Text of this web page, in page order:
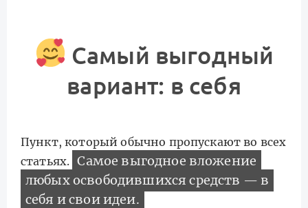
Самый выгодный
вариант: в себя
Пункт, который обычно пропускают во всех
статьях. Самое выгодное вложение
любых освободившихся средств — в
себя и свои идеи.